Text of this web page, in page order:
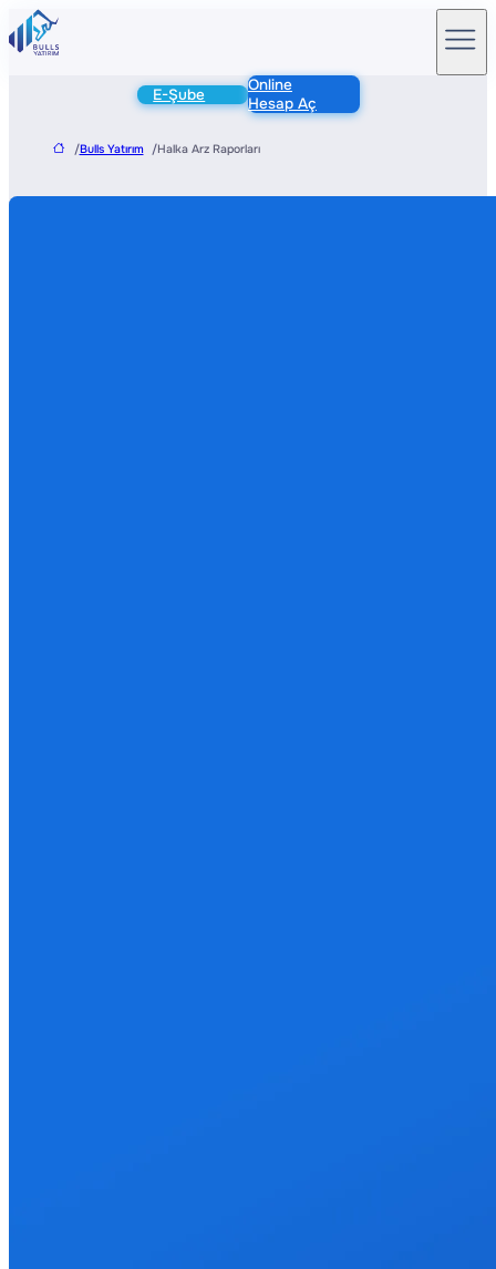
E-Şube
Online
Hesap Aç
/Bulls Yatırım /Halka Arz Raporları